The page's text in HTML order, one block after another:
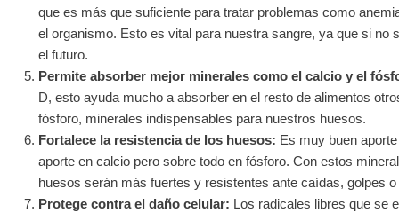
que es más que suficiente para tratar problemas como
el organismo. Esto es vital para nuestra sangre, ya que si no
el futuro.
Permite absorber mejor minerales como el calcio y el
D, esto ayuda mucho a absorber en el resto de alimentos
fósforo, minerales indispensables para nuestros huesos.
Fortalece la resistencia de los huesos: Es muy buen
aporte en calcio pero sobre todo en fósforo. Con estos
huesos serán más fuertes y resistentes ante caídas, golpes
Protege contra el daño celular: Los radicales libres que se